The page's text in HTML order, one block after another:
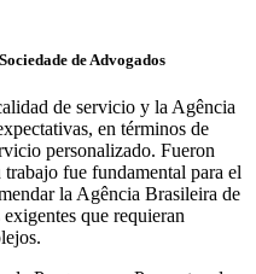
de Advogados
de servicio y la Agência
en términos de
personalizado. Fueron
fue fundamental para el
la Agência Brasileira de
que requieran